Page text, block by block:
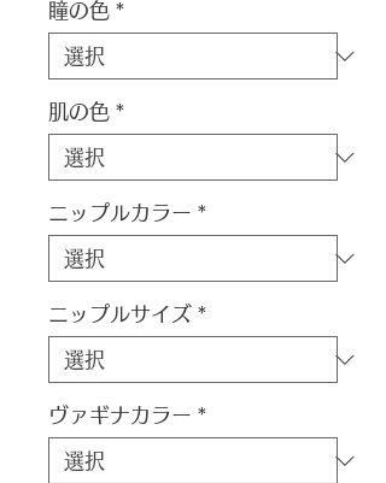
瞳の色 *
肌の色 *
ニップルカラー *
ニップルサイズ *
ヴァギナカラー *